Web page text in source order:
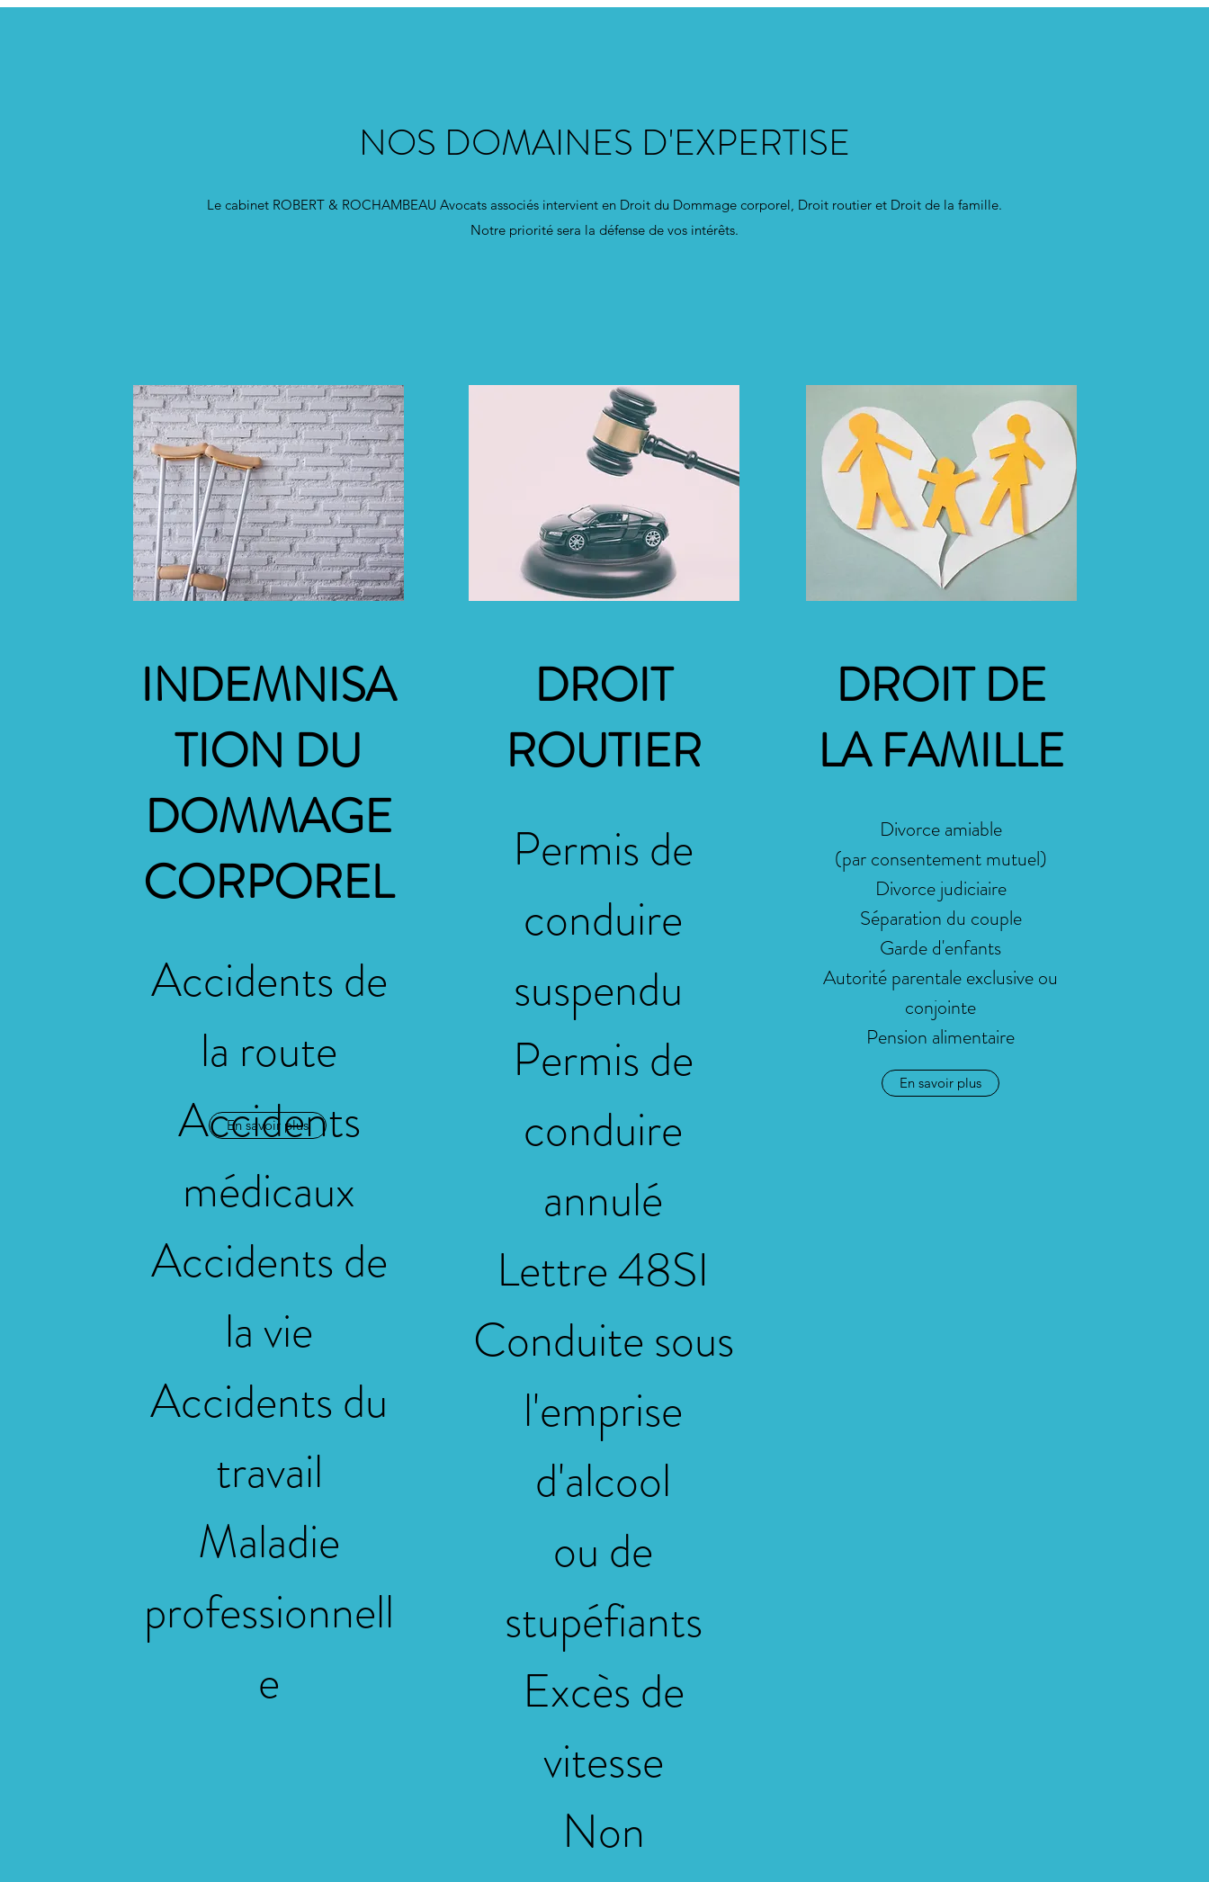
NOS DOMAINES D'EXPERTISE
Le cabinet ROBERT & ROCHAMBEAU Avocats associés intervient en Droit du Dommage corporel, Droit routier et Droit de la famille.
Notre priorité sera la défense de vos intérêts.
INDEMNISA
TION DU
DOMMAGE
CORPOREL
Accidents de
la route
Accidents
médicaux
Accidents de
la vie
Accidents du
travail
Maladie
professionnell
e
En savoir plus
DROIT
ROUTIER
Permis de
conduire
suspendu
Permis de
conduire
annulé
Lettre 48SI
Conduite sous
l'emprise
d'alcool
ou de
stupéfiants
Excès de
vitesse
Non
DROIT DE
LA FAMILLE
Divorce amiable
(par consentement mutuel)
Divorce judiciaire
Séparation du couple
Garde d'enfants
Autorité parentale exclusive ou
conjointe
Pension alimentaire
En savoir plus